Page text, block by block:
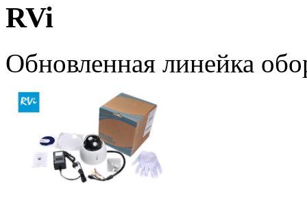
RVi
Обновленная линейка